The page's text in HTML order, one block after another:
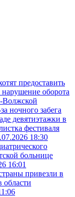
предоставить
оборота
ночного забега
девятиэтажки в
фестиваля
18:30
больнице
16:01
привезли в